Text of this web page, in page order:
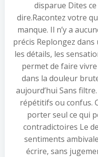
disparue Dites ce
dire.Racontez votre
manque. Il n’y a
précis Replongez
les détails, les
permet de faire
dans la douleur
aujourd’hui Sans
répétitifs ou confus.
porter seul ce qui
contradictoires Le
sentiments
écrire, sans